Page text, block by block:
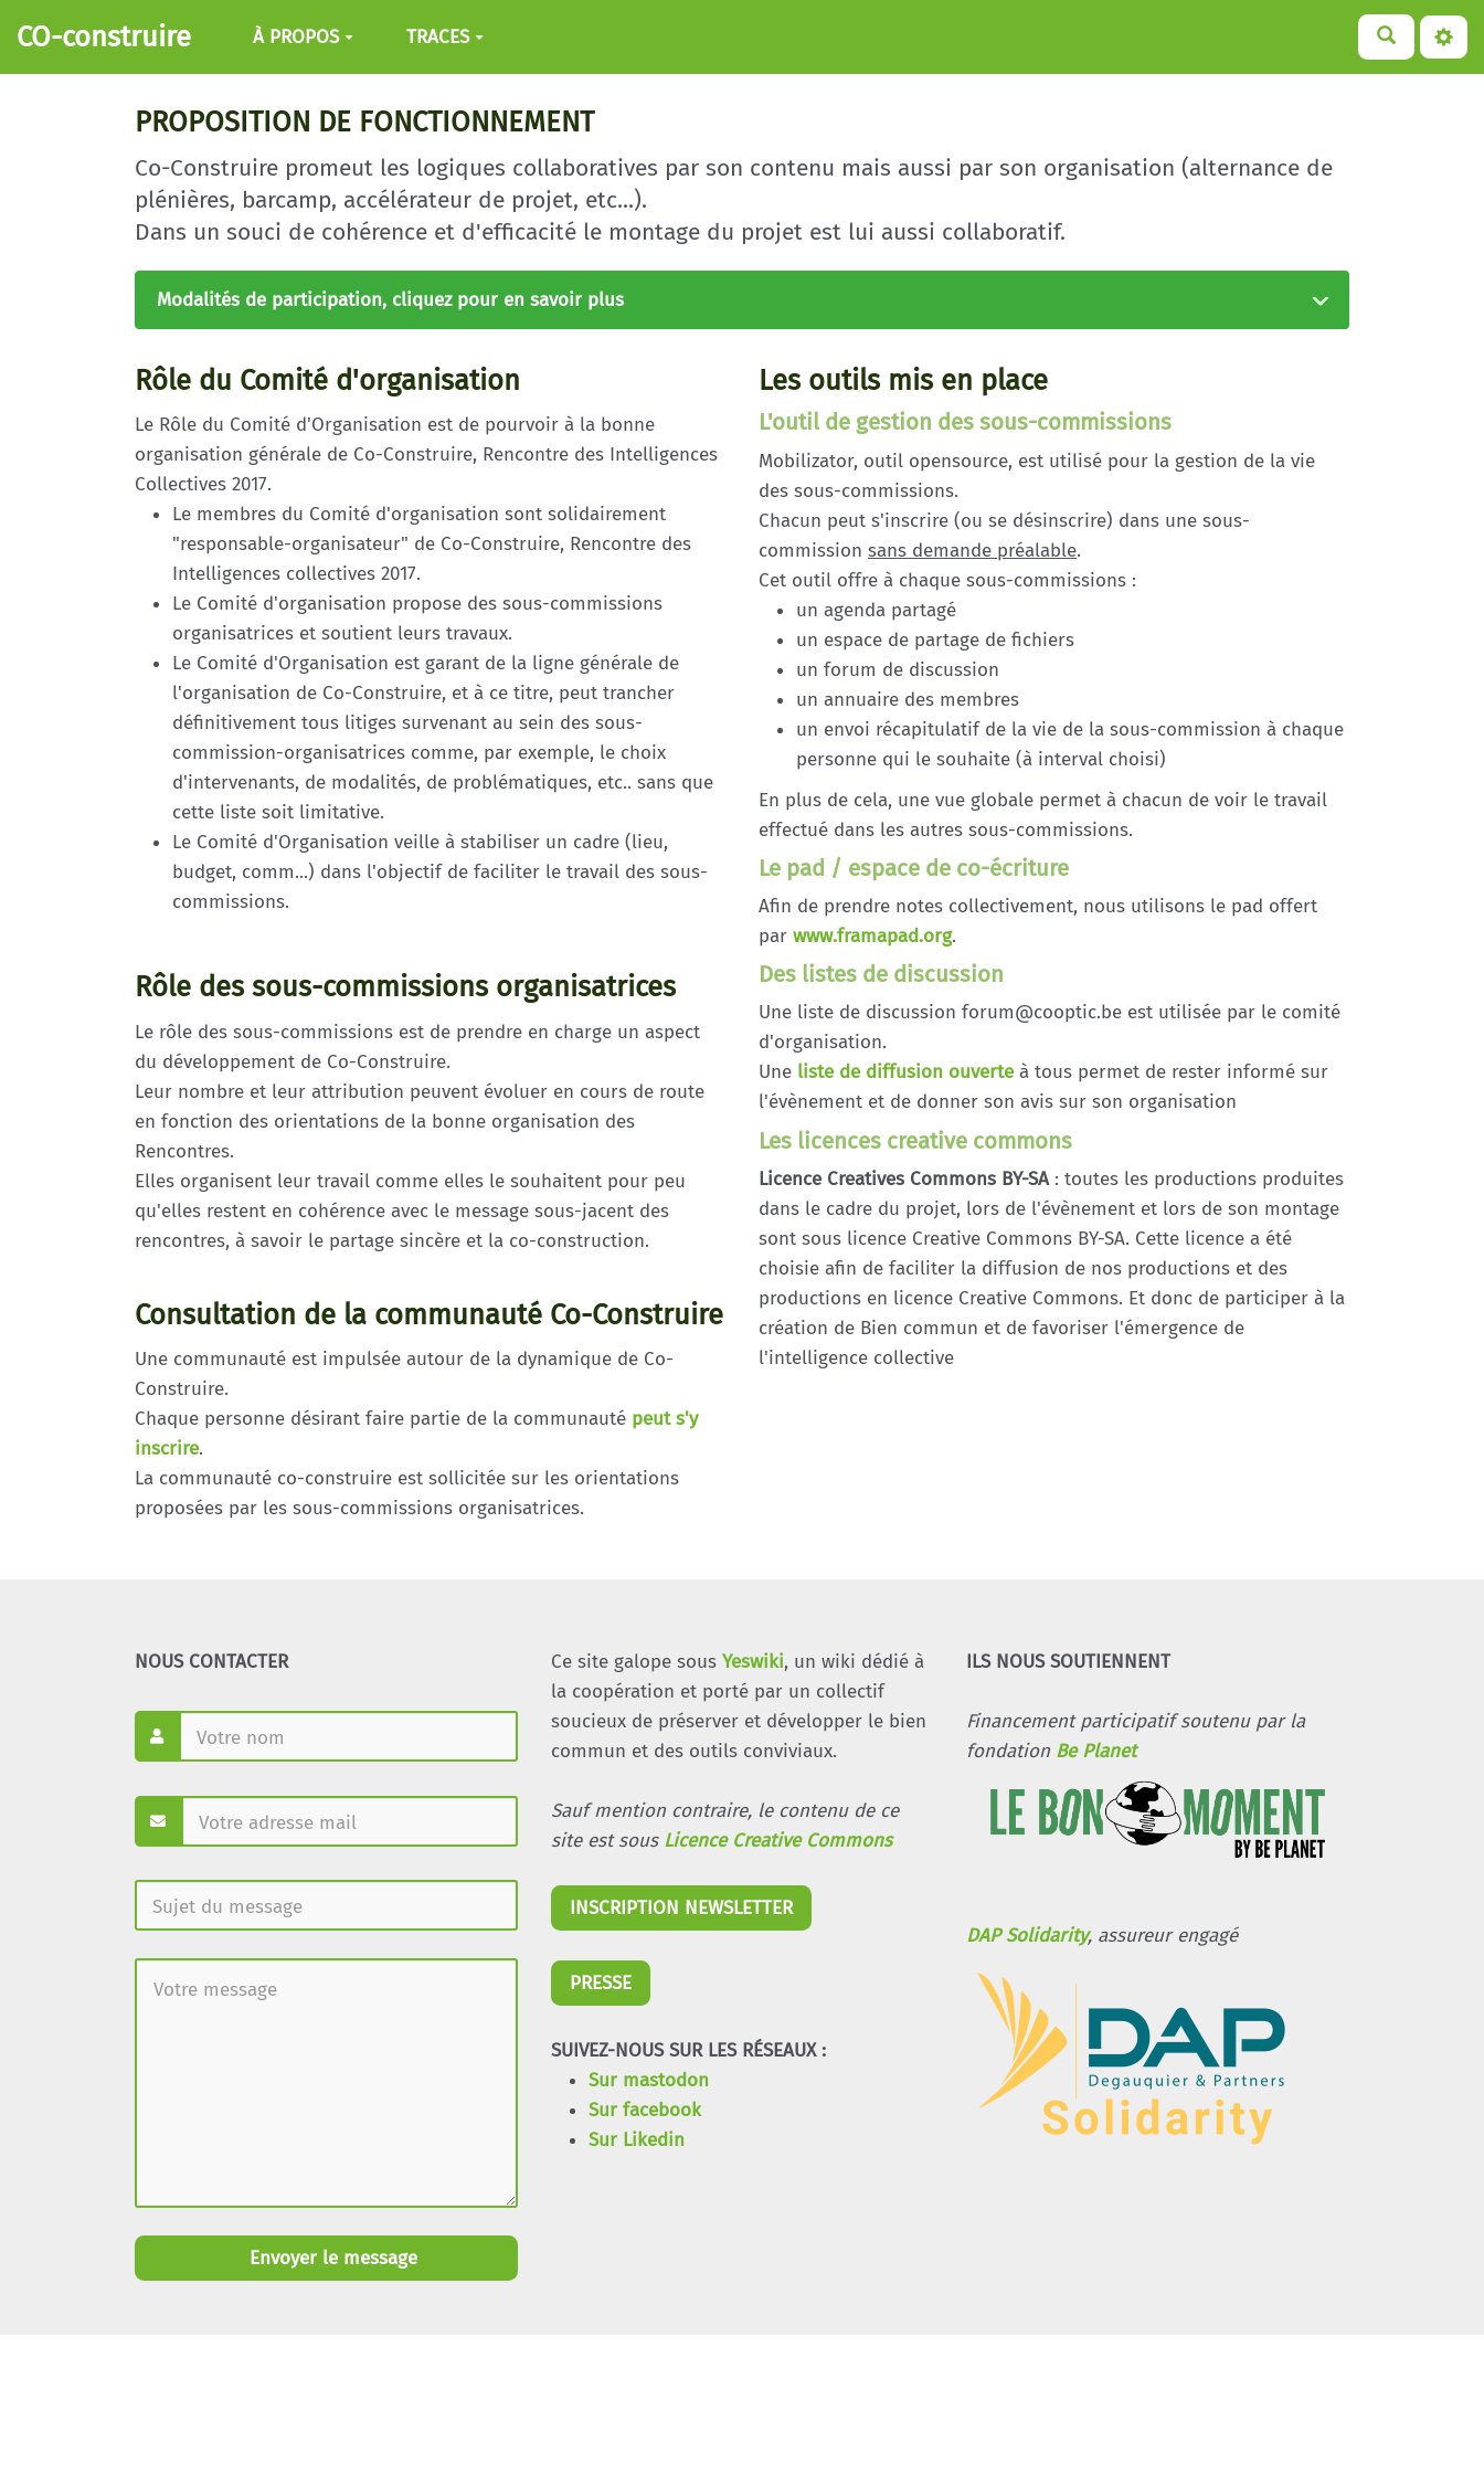
Aller au contenu principal
CO-construire À PROPOS TRACES
PROPOSITION DE FONCTIONNEMENT
Co-Construire promeut les logiques collaboratives par son contenu mais aussi par son organisation (alternance de
plénières, barcamp, accélérateur de projet, etc...).
Dans un souci de cohérence et d'efficacité le montage du projet est lui aussi collaboratif.
Modalités de participation, cliquez pour en savoir plus
Rôle du Comité d'organisation
Le Rôle du Comité d'Organisation est de pourvoir à la bonne
organisation générale de Co-Construire, Rencontre des Intelligences
Collectives 2017.
Le membres du Comité d'organisation sont solidairement
"responsable-organisateur" de Co-Construire, Rencontre des
Intelligences collectives 2017.
Le Comité d'organisation propose des sous-commissions
organisatrices et soutient leurs travaux.
Le Comité d'Organisation est garant de la ligne générale de
l'organisation de Co-Construire, et à ce titre, peut trancher
définitivement tous litiges survenant au sein des sous-
commission-organisatrices comme, par exemple, le choix
d'intervenants, de modalités, de problématiques, etc.. sans que
cette liste soit limitative.
Le Comité d'Organisation veille à stabiliser un cadre (lieu,
budget, comm...) dans l'objectif de faciliter le travail des sous-
commissions.
Rôle des sous-commissions organisatrices
Le rôle des sous-commissions est de prendre en charge un aspect
du développement de Co-Construire.
Leur nombre et leur attribution peuvent évoluer en cours de route
en fonction des orientations de la bonne organisation des
Rencontres.
Elles organisent leur travail comme elles le souhaitent pour peu
qu'elles restent en cohérence avec le message sous-jacent des
rencontres, à savoir le partage sincère et la co-construction.
Consultation de la communauté Co-Construire
Une communauté est impulsée autour de la dynamique de Co-
Construire.
Chaque personne désirant faire partie de la communauté peut s'y
inscrire.
La communauté co-construire est sollicitée sur les orientations
proposées par les sous-commissions organisatrices.
Les outils mis en place
L'outil de gestion des sous-commissions
Mobilizator, outil opensource, est utilisé pour la gestion de la vie
des sous-commissions.
Chacun peut s'inscrire (ou se désinscrire) dans une sous-
commission sans demande préalable.
Cet outil offre à chaque sous-commissions :
un agenda partagé
un espace de partage de fichiers
un forum de discussion
un annuaire des membres
un envoi récapitulatif de la vie de la sous-commission à chaque
personne qui le souhaite (à interval choisi)
En plus de cela, une vue globale permet à chacun de voir le travail
effectué dans les autres sous-commissions.
Le pad / espace de co-écriture
Afin de prendre notes collectivement, nous utilisons le pad offert
par www.framapad.org.
Des listes de discussion
Une liste de discussion forum@cooptic.be est utilisée par le comité
d'organisation.
Une liste de diffusion ouverte à tous permet de rester informé sur
l'évènement et de donner son avis sur son organisation
Les licences creative commons
Licence Creatives Commons BY-SA: toutes les productions produites
dans le cadre du projet, lors de l'évènement et lors de son montage
sont sous licence Creative Commons BY-SA. Cette licence a été
choisie afin de faciliter la diffusion de nos productions et des
productions en licence Creative Commons. Et donc de participer à la
création de Bien commun et de favoriser l'émergence de
l'intelligence collective
NOUS CONTACTER
Envoyer le message
Ce site galope sous Yeswiki, un wiki dédié à
la coopération et porté par un collectif
soucieux de préserver et développer le bien
commun et des outils conviviaux.
Sauf mention contraire, le contenu de ce
site est sous Licence Creative Commons
INSCRIPTION NEWSLETTER
PRESSE
SUIVEZ-NOUS SUR LES RÉSEAUX :
Sur mastodon
Sur facebook
Sur Likedin
ILS NOUS SOUTIENNENT
Financement participatif soutenu par la
fondation Be Planet
DAP Solidarity, assureur engagé